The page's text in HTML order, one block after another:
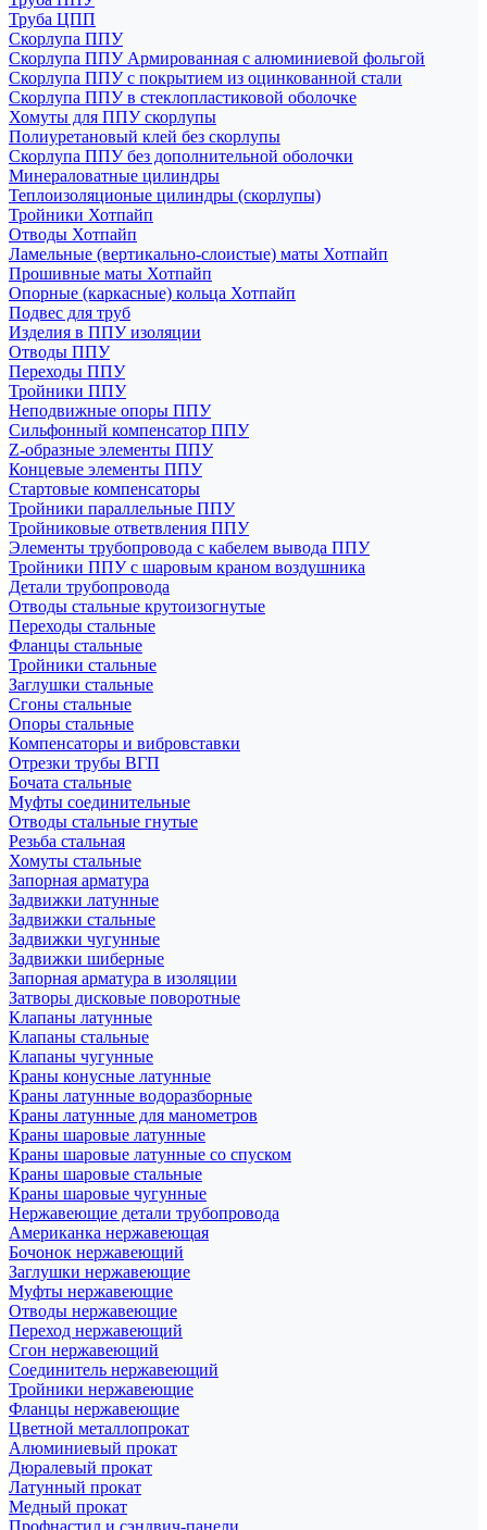
Труба ЦПП
Скорлупа ППУ
Скорлупа ППУ Армированная с алюминиевой фольгой
Скорлупа ППУ с покрытием из оцинкованной стали
Скорлупа ППУ в стеклопластиковой оболочке
Хомуты для ППУ скорлупы
Полиуретановый клей без скорлупы
Скорлупа ППУ без дополнительной оболочки
Минераловатные цилиндры
Теплоизоляционые цилиндры (скорлупы)
Тройники Хотпайп
Отводы Хотпайп
Ламельные (вертикально-слоистые) маты Хотпайп
Прошивные маты Хотпайп
Опорные (каркасные) кольца Хотпайп
Подвес для труб
Изделия в ППУ изоляции
Отводы ППУ
Переходы ППУ
Тройники ППУ
Неподвижные опоры ППУ
Cильфонный компенсатор ППУ
Z-образные элементы ППУ
Концевые элементы ППУ
Стартовые компенсаторы
Тройники параллельные ППУ
Тройниковые ответвления ППУ
Элементы трубопровода с кабелем вывода ППУ
Тройники ППУ с шаровым краном воздушника
Детали трубопровода
Отводы стальные крутоизогнутые
Переходы стальные
Фланцы стальные
Тройники стальные
Заглушки стальные
Сгоны стальные
Опоры стальные
Компенсаторы и вибровставки
Отрезки трубы ВГП
Бочата стальные
Муфты соединительные
Отводы стальные гнутые
Резьба стальная
Хомуты стальные
Запорная арматура
Задвижки латунные
Задвижки стальные
Задвижки чугунные
Задвижки шиберные
Запорная арматура в изоляции
Затворы дисковые поворотные
Клапаны латунные
Клапаны стальные
Клапаны чугунные
Краны конусные латунные
Краны латунные водоразборные
Краны латунные для манометров
Краны шаровые латунные
Краны шаровые латунные со спуском
Краны шаровые стальные
Краны шаровые чугунные
Нержавеющие детали трубопровода
Американка нержавеющая
Бочонок нержавеющий
Заглушки нержавеющие
Муфты нержавеющие
Отводы нержавеющие
Переход нержавеющий
Сгон нержавеющий
Соединитель нержавеющий
Тройники нержавеющие
Фланцы нержавеющие
Цветной металлопрокат
Алюминиевый прокат
Дюралевый прокат
Латунный прокат
Медный прокат
Профнастил и сэндвич-панели